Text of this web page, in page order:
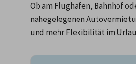
Ob am Flughafen, Bahnhof
nahegelegenen
und mehr Flexibilität im